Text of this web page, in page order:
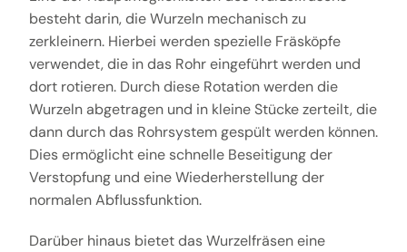
besteht darin, die Wurzeln mechanisch zu
zerkleinern. Hierbei werden spezielle Fräsköpfe
verwendet, die in das Rohr eingeführt werden und
dort rotieren. Durch diese Rotation werden die
Wurzeln abgetragen und in kleine Stücke zerteilt, die
dann durch das Rohrsystem gespült werden können.
Dies ermöglicht eine schnelle Beseitigung der
Verstopfung und eine Wiederherstellung der
normalen Abflussfunktion.
Darüber hinaus bietet das Wurzelfräsen eine